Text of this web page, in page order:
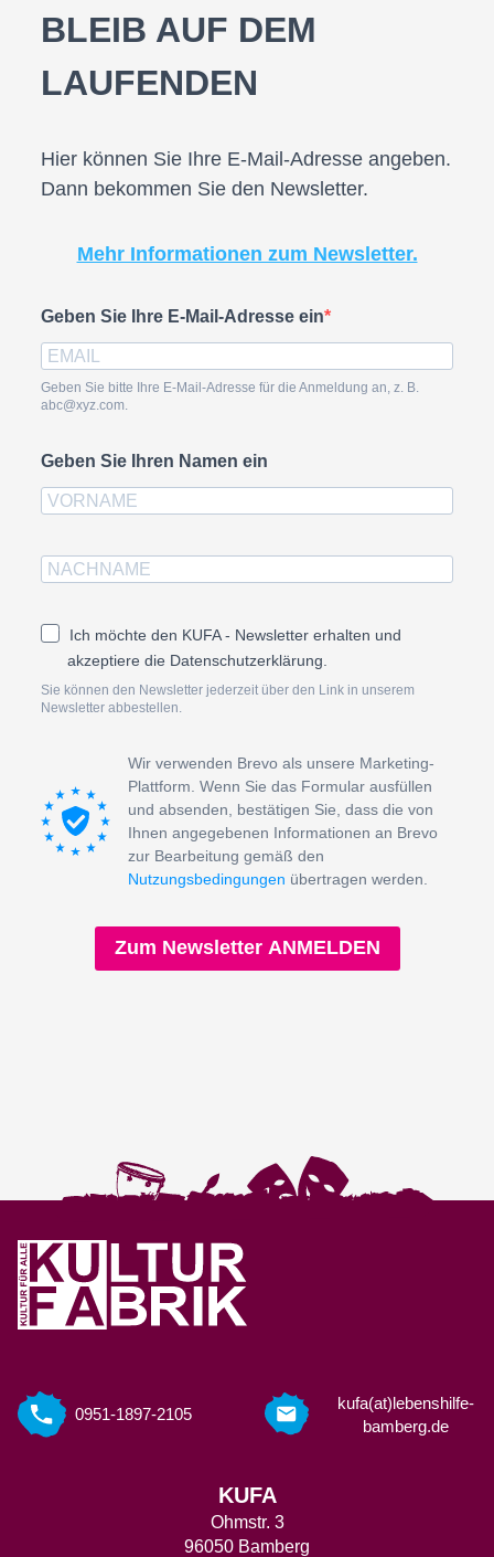
BLEIB AUF DEM
LAUFENDEN
Hier können Sie Ihre E-Mail-Adresse angeben.
Dann bekommen Sie den Newsletter.
Mehr Informationen zum Newsletter.
Geben Sie Ihre E-Mail-Adresse ein
Geben Sie bitte Ihre E-Mail-Adresse für die Anmeldung an, z. B.
abc@xyz.com.
Geben Sie Ihren Namen ein
Ich möchte den KUFA - Newsletter erhalten und
akzeptiere die Datenschutzerklärung.
Sie können den Newsletter jederzeit über den Link in unserem
Newsletter abbestellen.
Wir verwenden Brevo als unsere Marketing-
Plattform. Wenn Sie das Formular ausfüllen
und absenden, bestätigen Sie, dass die von
Ihnen angegebenen Informationen an Brevo
zur Bearbeitung gemäß den
Nutzungsbedingungen übertragen werden.
Zum Newsletter ANMELDEN
0951-1897-2105
kufa(at)lebenshilfe-
bamberg.de
KUFA
Ohmstr. 3
96050 Bamberg